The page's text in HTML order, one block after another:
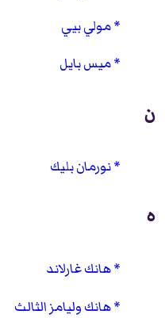
مولي بيي
ميس بايل
ن
نورمان بليك
ه
هانك غارلاند
هانك وليامز الثالث